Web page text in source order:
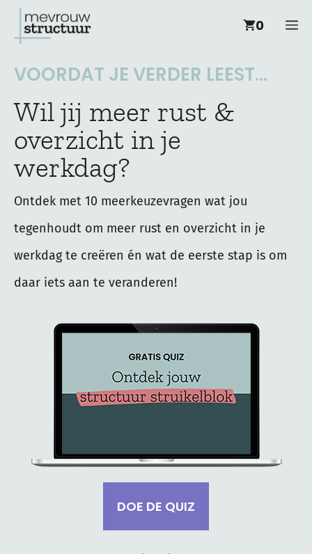
naar
0
VOORDAT JE VERDER LEEST...
Wil jij meer rust &
overzicht in je
werkdag?
Ontdek met 10 meerkeuzevragen wat jou
tegenhoudt om meer rust en overzicht in je
werkdag te creëren én wat de eerste stap is om
daar iets aan te veranderen!
DOE DE QUIZ